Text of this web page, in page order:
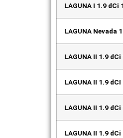
LAGUNA I 1.9 dCi
LAGUNA Nevada
LAGUNA II 1.9
LAGUNA II 1.9
LAGUNA II 1.9
LAGUNA II 1.9